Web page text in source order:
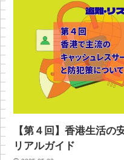
【第４回】香港生活の
リアルガイド